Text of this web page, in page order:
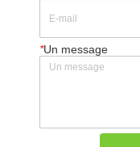
*Un message